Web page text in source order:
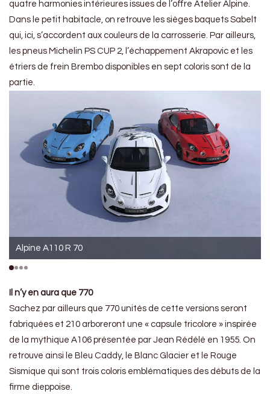
quatre harmonies intérieures issues de l’offre Atelier Alpine.
Dans le petit habitacle, on retrouve les sièges baquets Sabelt
qui, ici, s’accordent aux couleurs de la carrosserie. Par ailleurs,
les pneus Michelin PS CUP 2, l’échappement Akrapovic et les
étriers de frein Brembo disponibles en sept coloris sont de la
partie.
Alpine A110 R 70
Il n’y en aura que 770
Sachez par ailleurs que 770 unités de cette versions seront
fabriquées et 210 arboreront une « capsule tricolore » inspirée
de la mythique A106 présentée par Jean Rédélé en 1955. On
retrouve ainsi le Bleu Caddy, le Blanc Glacier et le Rouge
Sismique qui sont trois coloris emblématiques des débuts de la
firme dieppoise.